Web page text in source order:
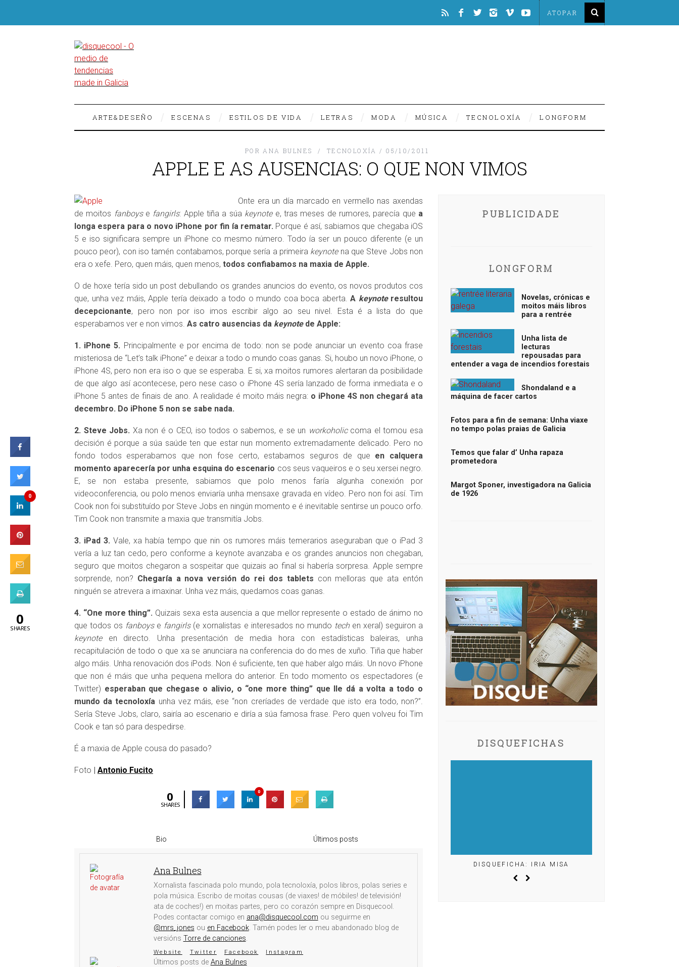
ARTE&DESEÑO ESCENAS ESTILOS DE VIDA LETRAS MODA MÚSICA TECNOLOXÍA LONGFORM
POR ANA BULNES TECNOLOXÍA 05/10/2011
APPLE E AS AUSENCIAS: O QUE NON VIMOS
Onte era un día marcado en vermello nas axendas
de moitos fanboyse fangirls: Apple tiña a súa keynotee, tras meses de rumores, parecía que a
longa espera para o novo iPhone por fin ía rematar. Porque é así, sabiamos que chegaba iOS
5 e iso significara sempre un iPhone co mesmo número. Todo ía ser un pouco diferente (e un
pouco peor), con iso tamén contabamos, porque sería a primeira keynotena que Steve Jobs non
era o xefe. Pero, quen máis, quen menos, todos confiabamos na maxia de Apple.
O de hoxe tería sido un post debullando os grandes anuncios do evento, os novos produtos cos
que, unha vez máis, Apple tería deixado a todo o mundo coa boca aberta. A keynoteresultou
decepcionante, pero non por iso imos escribir algo ao seu nivel. Esta é a lista do que
esperabamos ver e non vimos. As catro ausencias da keynotede Apple:
1. iPhone 5. Principalmente e por encima de todo: non se pode anunciar un evento coa frase
misteriosa de “Let’s talk iPhone” e deixar a todo o mundo coas ganas. Si, houbo un novo iPhone, o
iPhone 4S, pero non era iso o que se esperaba. E si, xa moitos rumores alertaran da posibilidade
de que algo así acontecese, pero nese caso o iPhone 4S sería lanzado de forma inmediata e o
iPhone 5 antes de finais de ano. A realidade é moito máis negra: o iPhone 4S non chegará ata
decembro. Do iPhone 5 non se sabe nada.
2. Steve Jobs. Xa non é o CEO, iso todos o sabemos, e se un workoholiccoma el tomou esa
decisión é porque a súa saúde ten que estar nun momento extremadamente delicado. Pero no
fondo todos esperabamos que non fose certo, estabamos seguros de que en calquera
momento aparecería por unha esquina do escenario cos seus vaqueiros e o seu xersei negro.
E, se non estaba presente, sabiamos que polo menos faría algunha conexión por
videoconferencia, ou polo menos enviaría unha mensaxe gravada en vídeo. Pero non foi así. Tim
Cook non foi substituído por Steve Jobs en ningún momento e é inevitable sentirse un pouco orfo.
Tim Cook non transmite a maxia que transmitía Jobs.
3. iPad 3. Vale, xa había tempo que nin os rumores máis temerarios aseguraban que o iPad 3
vería a luz tan cedo, pero conforme a keynote avanzaba e os grandes anuncios non chegaban,
seguro que moitos chegaron a sospeitar que quizais ao final si habería sorpresa. Apple sempre
sorprende, non? Chegaría a nova versión do rei dos tablets con melloras que ata entón
ninguén se atrevera a imaxinar. Unha vez máis, quedamos coas ganas.
4. “One more thing”. Quizais sexa esta ausencia a que mellor represente o estado de ánimo no
que todos os fanboyse fangirls(e xornalistas e interesados no mundo techen xeral) seguiron a
keynoteen directo. Unha presentación de media hora con estadísticas baleiras, unha
recapitulación de todo o que xa se anunciara na conferencia do do mes de xuño. Tiña que haber
algo máis. Unha renovación dos iPods. Non é suficiente, ten que haber algo máis. Un novo iPhone
que non é máis que unha pequena mellora do anterior. En todo momento os espectadores (e
Twitter) esperaban que chegase o alivio, o “one more thing” que lle dá a volta a todo o
mundo da tecnoloxía unha vez máis, ese “non creríades de verdade que isto era todo, non?”.
Sería Steve Jobs, claro, sairía ao escenario e diría a súa famosa frase. Pero quen volveu foi Tim
Cook e tan só para despedirse.
É a maxia de Apple cousa do pasado?
Foto | Antonio Fucito
0
SHARES
0
Bio Últimos posts
Ana Bulnes
Xornalista fascinada polo mundo, pola tecnoloxía, polos libros, polas series e
pola música. Escribo de moitas cousas (de viaxes! de móbiles! de televisión!
ata de coches!) en moitas partes, pero co corazón sempre en Disquecool.
Podes contactar comigo en ana@disquecool.com ou seguirme en
@mrs_jones ou en Facebook. Tamén podes ler o meu abandonado blog de
versións Torre de canciones.
Website Twitter Facebook Instagram
Últimos posts de Ana Bulnes
PUBLICIDADE
LONGFORM
Novelas, crónicas e
moitos máis libros
para a rentrée
Unha lista de
lecturas
repousadas para
entender a vaga de incendios forestais
Shondaland e a
máquina de facer cartos
Fotos para a fin de semana: Unha viaxe
no tempo polas praias de Galicia
Temos que falar d’ Unha rapaza
prometedora
Margot Sponer, investigadora na Galicia
de 1926
DISQUEFICHAS
DISQUEFICHA: IRIA MISA
0
0
SHARES